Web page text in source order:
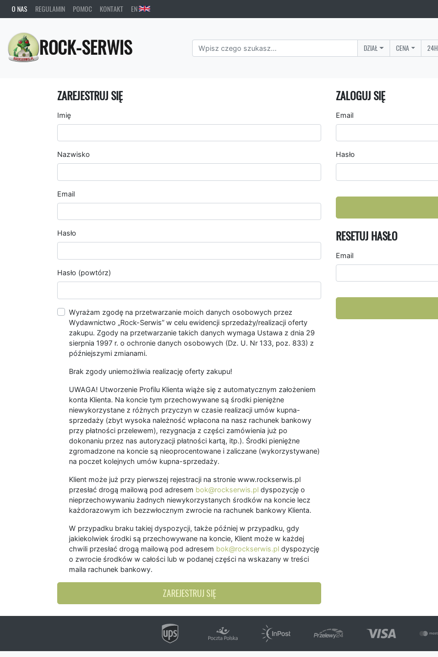
O NAS REGULAMIN POMOC KONTAKT EN
ROCK-SERWIS DZIAŁ CENA
ZAREJESTRUJ SIĘ
Imię
Nazwisko
Email
Hasło
Hasło (powtórz)
Wyrażam zgodę na przetwarzanie moich danych osobowych przez
Wydawnictwo „Rock-Serwis” w celu ewidencji sprzedaży/realizacji oferty
zakupu. Zgody na przetwarzanie takich danych wymaga Ustawa z dnia 29
sierpnia 1997 r. o ochronie danych osobowych (Dz. U. Nr 133, poz. 833) z
późniejszymi zmianami.
Brak zgody uniemożliwia realizację oferty zakupu!
UWAGA! Utworzenie Profilu Klienta wiąże się z automatycznym założeniem
konta Klienta. Na koncie tym przechowywane są środki pieniężne
niewykorzystane z różnych przyczyn w czasie realizacji umów kupna-
sprzedaży (zbyt wysoka należność wpłacona na nasz rachunek bankowy
przy płatności przelewem), rezygnacja z części zamówienia już po
dokonaniu przez nas autoryzacji płatności kartą, itp.). Środki pieniężne
zgromadzone na koncie są nieoprocentowane i zaliczane (wykorzystywane)
na poczet kolejnych umów kupna-sprzedaży.
Klient może już przy pierwszej rejestracji na stronie www.rockserwis.pl
przesłać drogą mailową pod adresem bok@rockserwis.pl dyspozycję o
nieprzechowywaniu żadnych niewykorzystanych środków na koncie lecz
każdorazowym ich bezzwłocznym zwrocie na rachunek bankowy Klienta.
W przypadku braku takiej dyspozycji, także później w przypadku, gdy
jakiekolwiek środki są przechowywane na koncie, Klient może w każdej
chwili przesłać drogą mailową pod adresem bok@rockserwis.pl dyspozycję
o zwrocie środków w całości lub w podanej części na wskazany w treści
maila rachunek bankowy.
ZAREJESTRUJ SIĘ
ZALOGUJ SIĘ
Email
Hasło
RESETUJ HASŁO
Email